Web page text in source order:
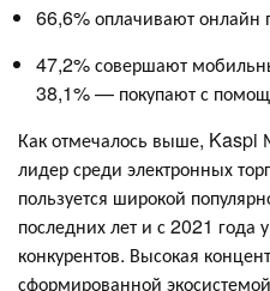
66,6% оплачивают онлайн
47,2% совершают
38,1% — покупают с
Как отмечалось выше,
лидер среди электронных
пользуется широкой
последних лет и с 2021 года
конкурентов. Высокая
сформированной